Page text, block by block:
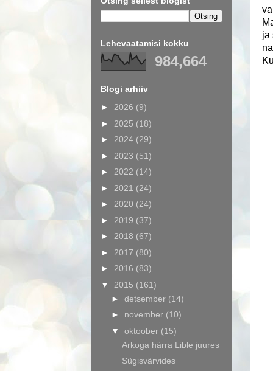
ja
Lehevaatamisi kokku
984,664
Blogi arhiiv
► 2026 (9)
► 2025 (18)
► 2024 (29)
► 2023 (51)
► 2022 (14)
► 2021 (24)
► 2020 (24)
► 2019 (37)
► 2018 (67)
► 2017 (80)
► 2016 (83)
▼ 2015 (161)
► detsember (14)
► november (10)
▼ oktoober (15)
Arkoga härra Lible juures
Sügisvärvides